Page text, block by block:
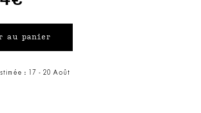
: 17 - 20 Août